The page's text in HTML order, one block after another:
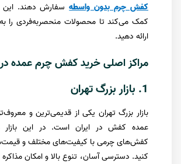
کفش چرم بدون واسطهسفارش دهند. این
کمک می‌کند تا محصولات منحصر‌به‌فردی را
ارائه دهید.
مراکز اصلی خرید کفش چرم عمده
1. بازار بزرگ تهران
بازار بزرگ تهران یکی از قدیمی‌ترین و
عمده کفش در ایران است. در این بازار
کفش‌های چرمی با کیفیت‌های مختلف و
کنید. دسترسی آسان، تنوع بالا و امکان